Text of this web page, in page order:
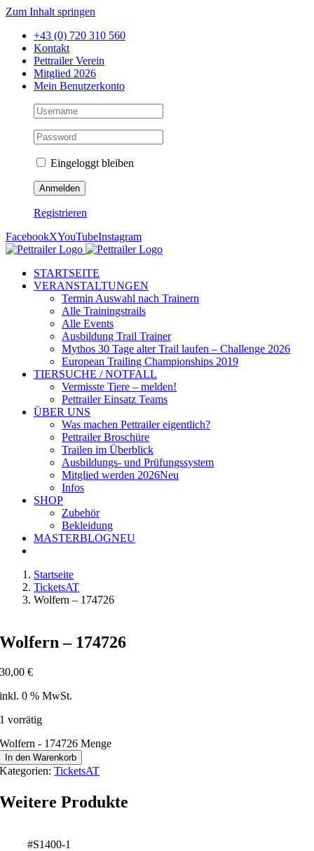
Zum Inhalt springen
+43 (0) 720 310 560
Kontakt
Pettrailer Verein
Mitglied 2026
Mein Benutzerkonto
Eingeloggt bleiben
Registrieren
FacebookXYouTubeInstagram
STARTSEITE
VERANSTALTUNGEN
Termin Auswahl nach Trainern
Alle Trainingstrails
Alle Events
Ausbildung Trail Trainer
Mythos 30 Tage alter Trail laufen – Challenge 2026
European Trailing Championships 2019
TIERSUCHE / NOTFALL
Vermisste Tiere – melden!
Pettrailer Einsatz Teams
ÜBER UNS
Was machen Pettrailer eigentlich?
Pettrailer Broschüre
Trailen im Überblick
Ausbildungs- und Prüfungssystem
Mitglied werden 2026Neu
Infos
SHOP
Zubehör
Bekleidung
MASTERBLOGNEU
Startseite
TicketsAT
Wolfern – 174726
Wolfern – 174726
30,00€
inkl. 0 % MwSt.
1 vorrätig
Wolfern - 174726 Menge
In den Warenkorb
Kategorien:TicketsAT
Weitere Produkte
#S1400-1